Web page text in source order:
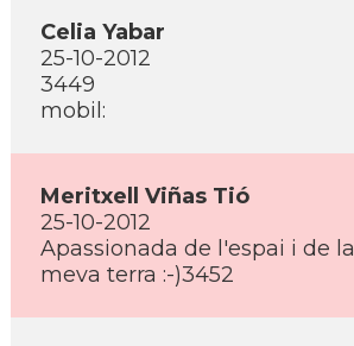
Celia Yabar
25-10-2012
3449
mobil:
Meritxell Viñas Tió
25-10-2012
Apassionada de l'espai i de la
meva terra :-)3452